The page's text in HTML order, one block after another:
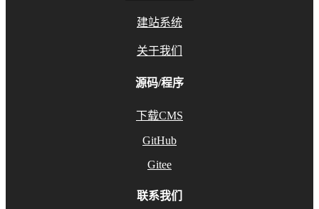
建站系统
关于我们
源码/程序
下载CMS
GitHub
Gitee
联系我们